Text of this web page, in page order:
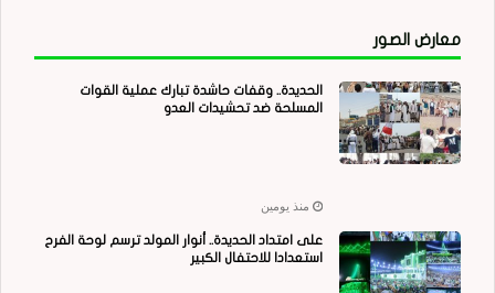
معارض الصور
الحديدة.. وقفات حاشدة تبارك عملية القوات
المسلحة ضد تحشيدات العدو
منذ يومين
على امتداد الحديدة.. أنوار المولد ترسم لوحة الفرح
استعدادا للاحتفال الكبير